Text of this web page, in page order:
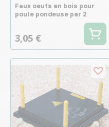
Faux oeufs en bois pour
poule pondeuse par 2
3,05 €